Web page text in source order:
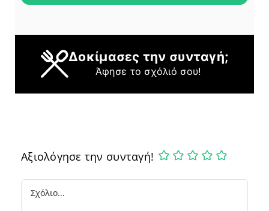
Δοκίμασες την συνταγή;
Άφησε το σχόλιό σου!
Αξιολόγησε την συνταγή!
Comment